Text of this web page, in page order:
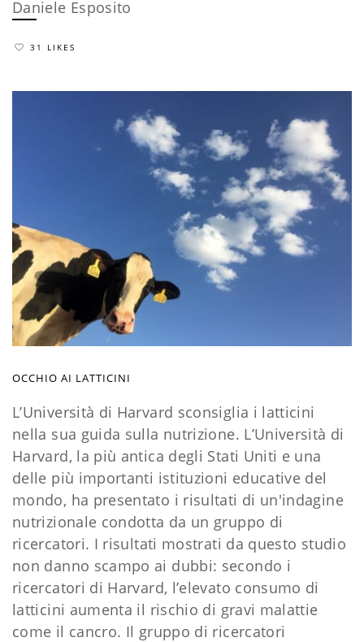
Daniele Esposito
31 LIKES
OCCHIO AI LATTICINI
L’Università di Harvard sconsiglia i latticini
nella sua guida sulla nutrizione. L’Università di
Harvard, la più antica degli Stati Uniti e una
delle più importanti istituzioni educative del
mondo, ha presentato i risultati di un'indagine
nutrizionale condotta da un gruppo di
ricercatori. I risultati mostrati da questo studio
non danno scampo ai dubbi: secondo i
ricercatori di Harvard, l’elevato consumo di
latticini aumenta il rischio di gravi malattie
come il cancro. Il gruppo di ricercatori